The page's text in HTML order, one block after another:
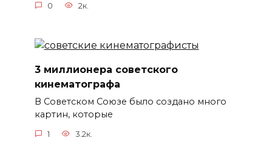
0 2к.
3 миллионера советского
кинематографа
В Советском Союзе было создано много
картин, которые
1 3.2к.